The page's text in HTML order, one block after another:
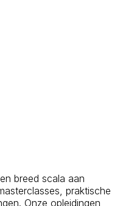
breed scala aan
praktische
Onze opleidingen